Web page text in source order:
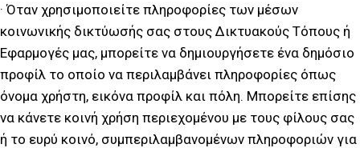
· Όταν χρησιμοποιείτε πληροφορίες των μέσων
κοινωνικής δικτύωσής σας στους Δικτυακούς Τόπους ή
Εφαρμογές μας, μπορείτε να δημιουργήσετε ένα δημόσιο
προφίλ το οποίο να περιλαμβάνει πληροφορίες όπως
όνομα χρήστη, εικόνα προφίλ και πόλη. Μπορείτε επίσης
να κάνετε κοινή χρήση περιεχομένου με τους φίλους σας
ή το ευρύ κοινό, συμπεριλαμβανομένων πληροφοριών για